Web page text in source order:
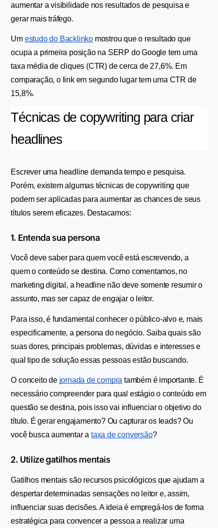
aumentar a visibilidade nos resultados de pesquisa e
gerar mais tráfego.
Um estudo do Backlinko mostrou que o resultado que
ocupa a primeira posição na SERP do Google tem uma
taxa média de cliques (CTR) de cerca de 27,6%. Em
comparação, o link em segundo lugar tem uma CTR de
15,8%.
Técnicas de copywriting para criar
headlines
Escrever uma headline demanda tempo e pesquisa.
Porém, existem algumas técnicas de copywriting que
podem ser aplicadas para aumentar as chances de seus
títulos serem eficazes. Destacamos:
1. Entenda sua persona
Você deve saber para quem você está escrevendo, a
quem o conteúdo se destina. Como comentamos, no
marketing digital, a headline não deve somente resumir o
assunto, mas ser capaz de engajar o leitor.
Para isso, é fundamental conhecer o público-alvo e, mais
especificamente, a persona do negócio. Saiba quais são
suas dores, principais problemas, dúvidas e interesses e
qual tipo de solução essas pessoas estão buscando.
O conceito de jornada de compra também é importante. É
necessário compreender para qual estágio o conteúdo em
questão se destina, pois isso vai influenciar o objetivo do
título. É gerar engajamento? Ou capturar os leads? Ou
você busca aumentar a taxa de conversão?
2. Utilize gatilhos mentais
Gatilhos mentais são recursos psicológicos que ajudam a
despertar determinadas sensações no leitor e, assim,
influenciar suas decisões. A ideia é empregá-los de forma
estratégica para convencer a pessoa a realizar uma